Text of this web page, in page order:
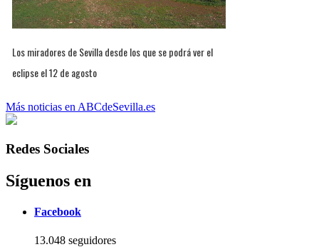
Los miradores de Sevilla desde los que se podrá ver el
eclipse el 12 de agosto
Más noticias en ABCdeSevilla.es
Redes Sociales
Síguenos en
Facebook
13.048 seguidores